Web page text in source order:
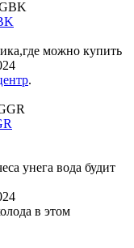
можно купить
.
унега вода будит
в этом